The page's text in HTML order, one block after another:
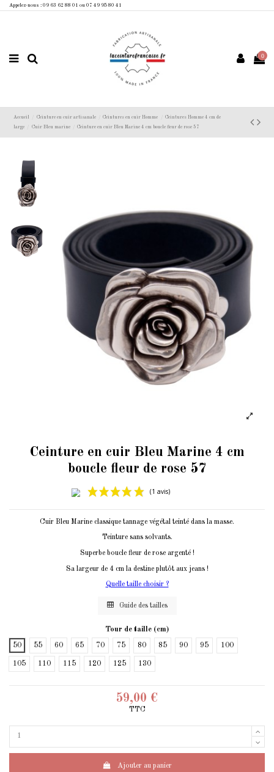
Appelez-nous : 09 63 62 88 01 ou 07 49 95 80 41
0
Accueil Ceinture en cuir artisanale Ceintures en cuir Homme
Ceintures Homme 4 cm de
large
Cuir Bleu marine Ceinture en cuir Bleu Marine 4 cm boucle fleur de rose 57
Ceinture en cuir Bleu Marine 4 cm
boucle fleur de rose 57
Cuir Bleu Marine classique tannage végétal teinté dans la masse.
Teinture sans solvants.
Superbe boucle fleur de rose argenté !
Sa largeur de 4 cm la destine plutôt aux jeans !
Quelle taille choisir ?
Guide des tailles
Tour de taille (cm)
50 55 60 65 70 75 80 85 90 95 100
105 110 115 120 125 130
59,00 €
TTC
Ajouter au panier